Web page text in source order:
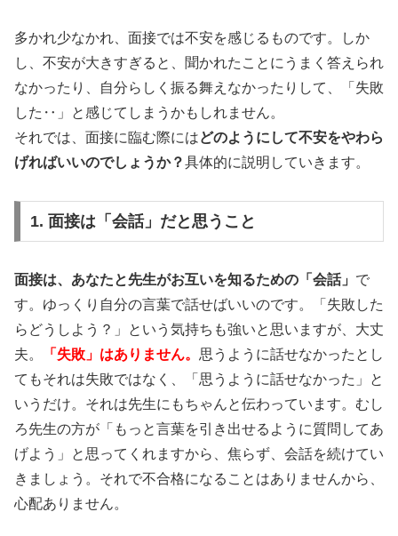
多かれ少なかれ、面接では不安を感じるものです。しか
し、不安が大きすぎると、聞かれたことにうまく答えられ
なかったり、自分らしく振る舞えなかったりして、「失敗
した‥」と感じてしまうかもしれません。
それでは、面接に臨む際にはどのようにして不安をやわら
げればいいのでしょうか？具体的に説明していきます。
1. 面接は「会話」だと思うこと
面接は、あなたと先生がお互いを知るための「会話」 で
す。ゆっくり自分の言葉で話せばいいのです。「失敗した
らどうしよう？」という気持ちも強いと思いますが、大丈
夫。
「失敗」はありません。 思うように話せなかったとし
てもそれは失敗ではなく、「思うように話せなかった」と
いうだけ。それは先生にもちゃんと伝わっています。むし
ろ先生の方が「もっと言葉を引き出せるように質問してあ
げよう」と思ってくれますから、焦らず、会話を続けてい
きましょう。それで不合格になることはありませんから、
心配ありません。